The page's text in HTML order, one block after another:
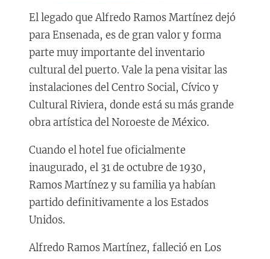
El legado que Alfredo Ramos Martínez dejó
para Ensenada, es de gran valor y forma
parte muy importante del inventario
cultural del puerto. Vale la pena visitar las
instalaciones del Centro Social, Cívico y
Cultural Riviera, donde está su más grande
obra artística del Noroeste de México.
Cuando el hotel fue oficialmente
inaugurado, el 31 de octubre de 1930,
Ramos Martínez y su familia ya habían
partido definitivamente a los Estados
Unidos.
Alfredo Ramos Martínez, falleció en Los